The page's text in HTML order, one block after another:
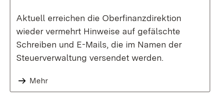
Aktuell erreichen die Oberfinanzdirektion
wieder vermehrt Hinweise auf gefälschte
Schreiben und E-Mails, die im Namen der
Steuerverwaltung versendet werden.
Mehr